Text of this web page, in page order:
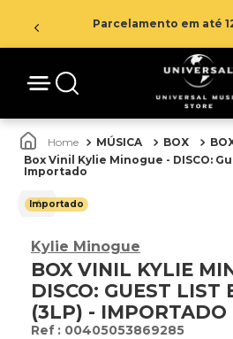
Parcelamento em até
MÚSICA BOX
Box Vinil Kylie Minogue - DISCO:
Importado
Importado
Kylie Minogue
BOX VINIL KYLIE
DISCO: GUEST LIST
(3LP) - IMPORTADO
: 00405053869285